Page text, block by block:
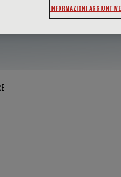
INFORMAZIONI AGGIUNTIVE